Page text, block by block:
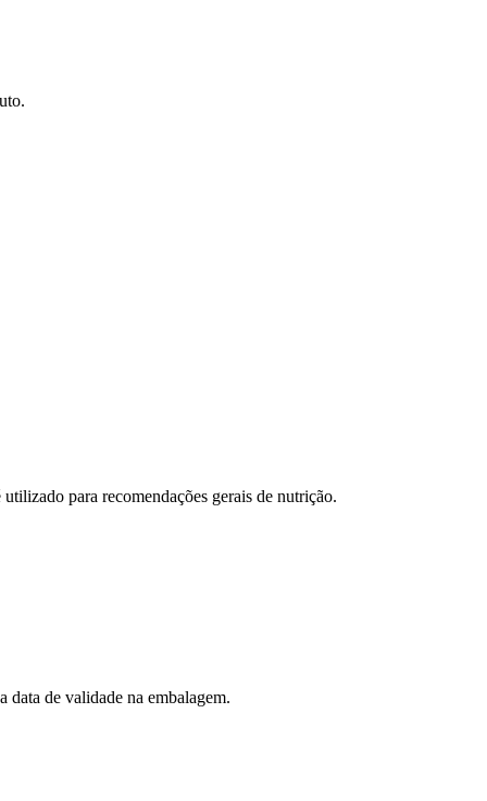
para recomendações gerais de nutrição.
data de validade na embalagem.